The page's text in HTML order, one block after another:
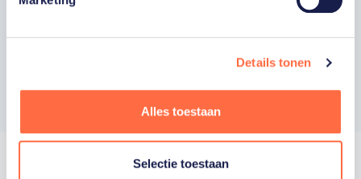
Details tonen
Alles toestaan
Selectie toestaan